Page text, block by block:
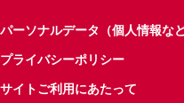
パーソナルデータ（個人情報な
プライバシーポリシー
サイトご利用にあたって